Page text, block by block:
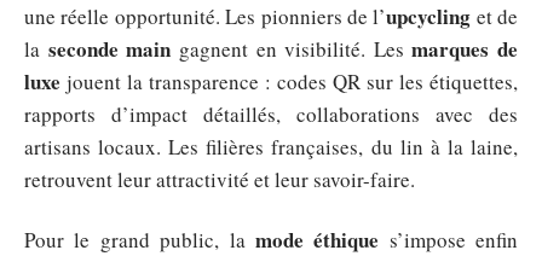
une réelle opportunité. Les pionniers de l’upcycling et de
la seconde main gagnent en visibilité. Lesmarques de
luxe jouent la transparence : codes QR sur les étiquettes,
rapports d’impact détaillés, collaborations avec des
artisans locaux. Les filières françaises, du lin à la laine,
retrouvent leur attractivité et leur savoir-faire.
Pour le grand public, la mode éthique s’impose enfin